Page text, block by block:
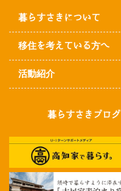
暮らすさきについて
移住を考えている方へ
活動紹介
暮らすさきブログ